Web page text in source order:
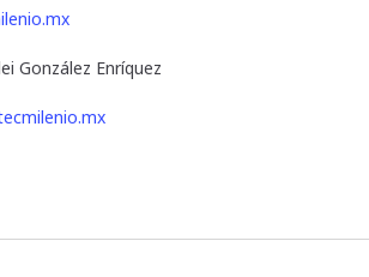
González Enríquez